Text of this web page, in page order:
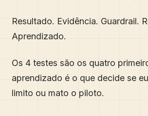
Resultado. Evidência. Guardrail.
Aprendizado.
Os 4 testes são os quatro
aprendizado é o que decide se
limito ou mato o piloto.